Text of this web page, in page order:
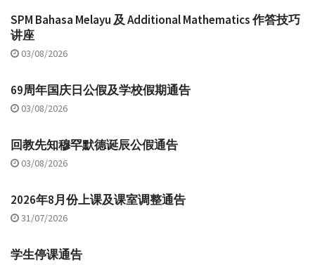
SPM Bahasa Melayu 及 Additional Mathematics 作答技巧
讲座
03/08/2026
69周年国庆日公假及学校假期通告
03/08/2026
回教先知穆罕默德诞辰公假通告
03/08/2026
2026年8月份上课及课室调整通告
31/07/2026
学生停课通告